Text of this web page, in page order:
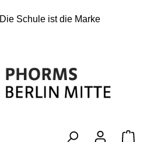
Die Schule ist die Marke